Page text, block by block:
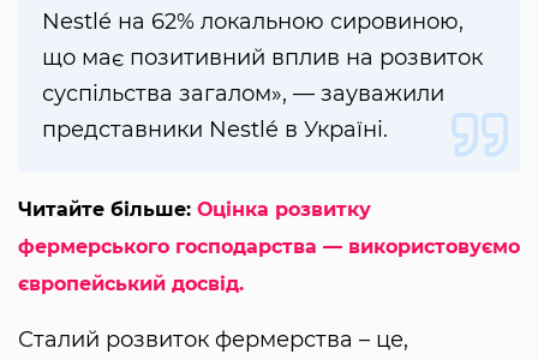
Nestlé на 62% локальною сировиною,
що має позитивний вплив на розвиток
суспільства загалом», — зауважили
представники Nestlé в Україні.
Читайте більше: Оцінка розвитку
фермерського господарства — використовуємо
європейський досвід.
Сталий розвиток фермерства – це,